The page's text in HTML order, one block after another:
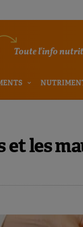
Toute l'info
et les